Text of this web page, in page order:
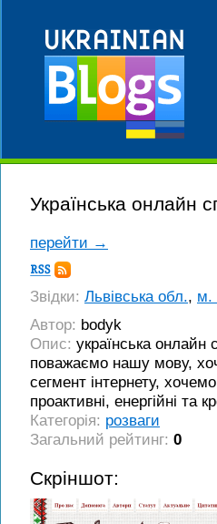
Українська онлайн
перейти →
Підписка
Звідки: Львівська обл., м.
Автор: bodyk
Опис: українська
поважаємо нашу мову,
сегмент інтернету,
проактивні, енергійні та
Категорія: розваги
Загальний рейтинг: 0
Скріншот: